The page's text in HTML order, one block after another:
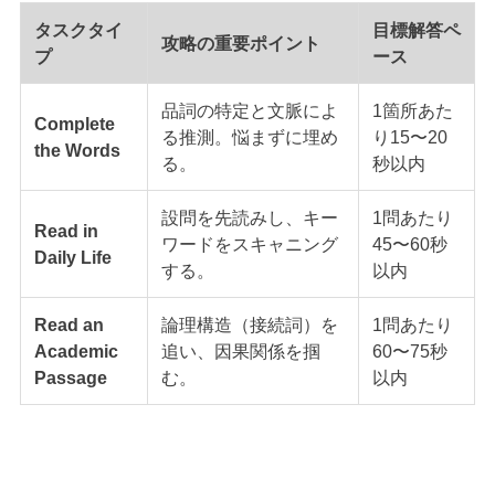
タスクタイ
プ
攻略の重要ポイント
目標解答ペ
ース
Complete
the Words
品詞の特定と文脈によ
る推測。悩まずに埋め
る。
1箇所あた
り15〜20
秒以内
Read in
Daily Life
設問を先読みし、キー
ワードをスキャニング
する。
1問あたり
45〜60秒
以内
Read an
Academic
Passage
論理構造（接続詞）を
追い、因果関係を掴
む。
1問あたり
60〜75秒
以内